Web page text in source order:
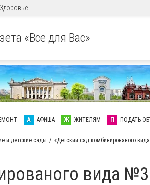
«Все для Вас»
А АФИША Ж ЖИТЕЛЯМ П ПОДАТЬ
и детские сады «Детский сад комбинированого
вида